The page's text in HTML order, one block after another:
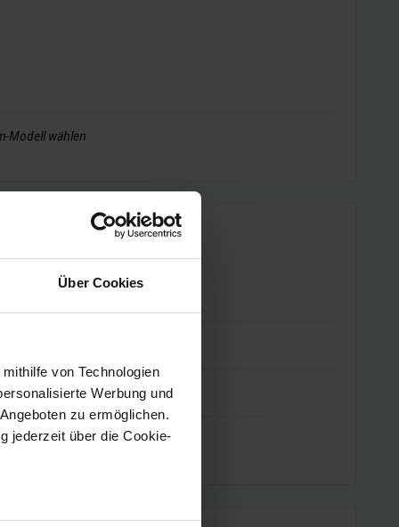
Über Cookies
von Technologien
Werbung und
zu ermöglichen.
jederzeit über die Cookie-
Modell wählen
–
–